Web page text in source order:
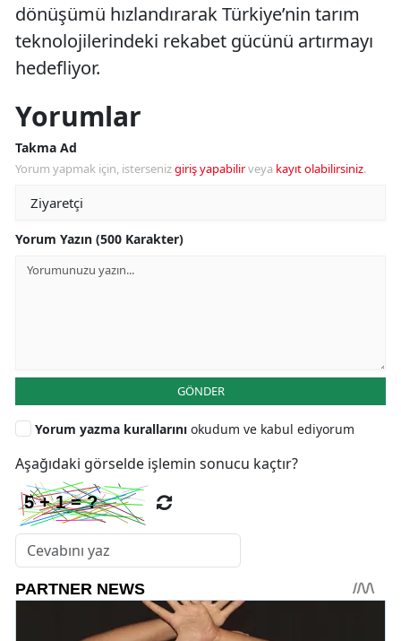
dönüşümü hızlandırarak Türkiye’nin tarım
teknolojilerindeki rekabet gücünü artırmayı
hedefliyor.
Yorumlar
Takma Ad
Yorum yapmak için, istersenizgiriş yapabilirveya kayıt olabilirsiniz.
Yorum Yazın (500 Karakter)
GÖNDER
Yorum yazma kurallarını okudum ve kabul ediyorum
Aşağıdaki görselde işlemin sonucu kaçtır?